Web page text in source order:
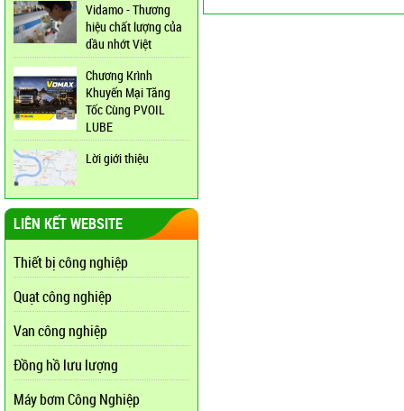
Vidamo - Thương
hiệu chất lượng của
dầu nhớt Việt
Chương Krình
Khuyến Mại Tăng
Tốc Cùng PVOIL
LUBE
Lời giới thiệu
LIÊN KẾT WEBSITE
Thiết bị công nghiệp
Quạt công nghiệp
Van công nghiệp
Đồng hồ lưu lượng
Máy bơm Công Nghiệp